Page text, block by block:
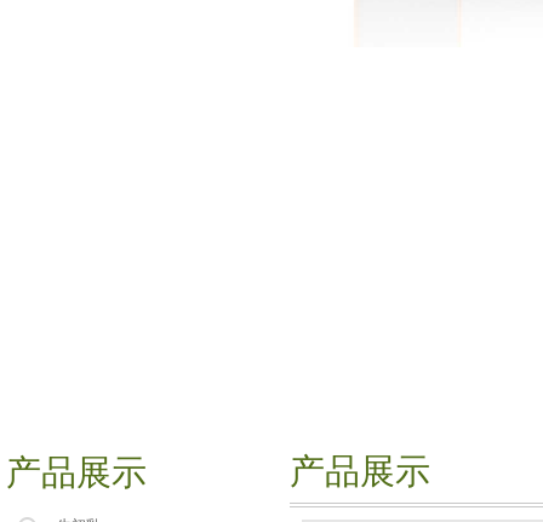
产品展示 产品展示